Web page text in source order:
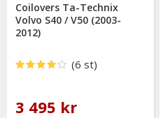
Coilovers Ta-Technix
Volvo S40 / V50 (2003-
2012)
(6 st)
3 495 kr